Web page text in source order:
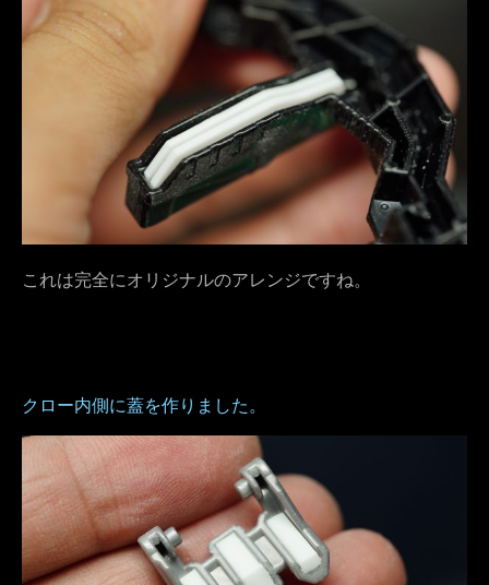
これは完全にオリジナルのアレンジですね。
クロー内側に蓋を作りました。